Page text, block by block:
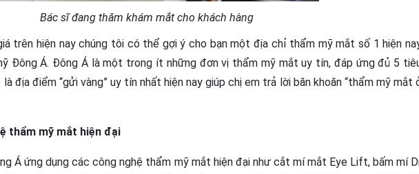
Bác sĩ đang thăm khám mắt cho khách hàng
trên hiện nay chúng tôi có thể gợi ý cho bạn một địa chỉ thẩm mỹ mắt số 1 hiện
Đông Á. Đông Á là một trong ít những đơn vị thẩm mỹ mắt uy tín, đáp ứng đủ 5
địa điểm “gửi vàng” uy tín nhất hiện nay giúp chị em trả lời băn khoăn “thẩm mỹ mắt
thẩm mỹ mắt hiện đại
Á ứng dụng các công nghệ thẩm mỹ mắt hiện đại như cắt mí mắt Eye Lift, bấm mí